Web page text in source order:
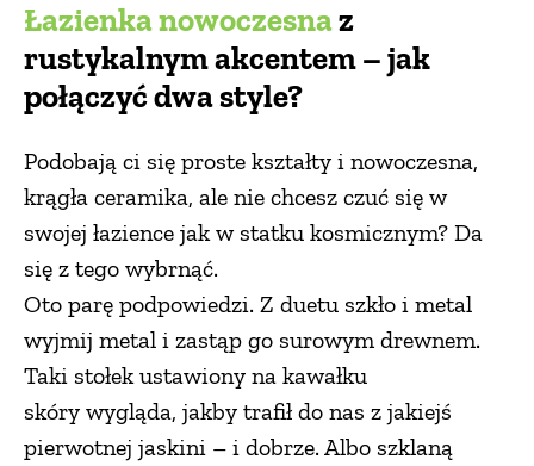
Łazienka nowoczesnaz
rustykalnym akcentem – jak
połączyć dwa style?
Podobają ci się proste kształty i nowoczesna,
krągła ceramika, ale nie chcesz czuć się w
swojej łazience jak w statku kosmicznym? Da
się z tego wybrnąć.
Oto parę podpowiedzi. Z duetu szkło i metal
wyjmij metal i zastąp go surowym drewnem.
Taki stołek ustawiony na kawałku
skóry wygląda, jakby trafił do nas z jakiejś
pierwotnej jaskini – i dobrze. Albo szklaną